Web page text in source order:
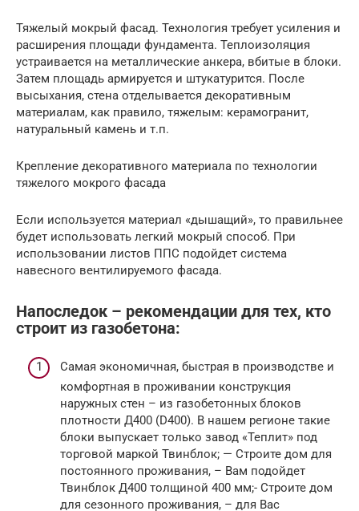
Тяжелый мокрый фасад. Технология требует усиления и
расширения площади фундамента. Теплоизоляция
устраивается на металлические анкера, вбитые в блоки.
Затем площадь армируется и штукатурится. После
высыхания, стена отделывается декоративным
материалам, как правило, тяжелым: керамогранит,
натуральный камень и т.п.
Крепление декоративного материала по технологии
тяжелого мокрого фасада
Если используется материал «дышащий», то правильнее
будет использовать легкий мокрый способ. При
использовании листов ППС подойдет система
навесного вентилируемого фасада.
Напоследок – рекомендации для тех, кто
строит из газобетона:
Самая экономичная, быстрая в производстве и
комфортная в проживании конструкция
наружных стен – из газобетонных блоков
плотности Д400 (D400). В нашем регионе такие
блоки выпускает только завод «Теплит» под
торговой маркой Твинблок; — Cтроите дом для
постоянного проживания, – Вам подойдет
Твинблок Д400 толщиной 400 мм;- Строите дом
для сезонного проживания, – для Вас